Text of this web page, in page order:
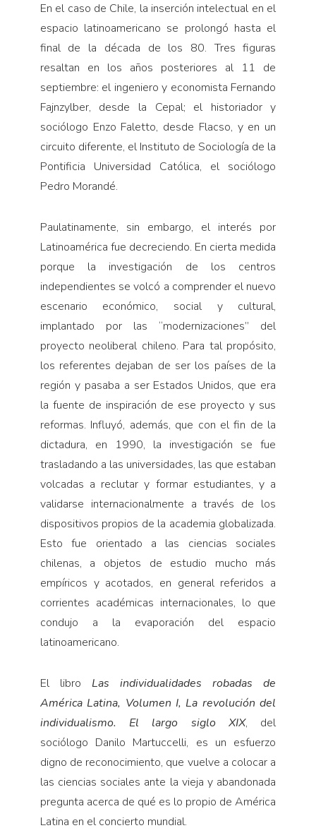
En el caso de Chile, la inserción intelectual en el
espacio latinoamericano se prolongó hasta el
final de la década de los 80. Tres figuras
resaltan en los años posteriores al 11 de
septiembre: el ingeniero y economista Fernando
Fajnzylber, desde la Cepal; el historiador y
sociólogo Enzo Faletto, desde Flacso, y en un
circuito diferente, el Instituto de Sociología de la
Pontificia Universidad Católica, el sociólogo
Pedro Morandé.
Paulatinamente, sin embargo, el interés por
Latinoamérica fue decreciendo. En cierta medida
porque la investigación de los centros
independientes se volcó a comprender el nuevo
escenario económico, social y cultural,
implantado por las “modernizaciones” del
proyecto neoliberal chileno. Para tal propósito,
los referentes dejaban de ser los países de la
región y pasaba a ser Estados Unidos, que era
la fuente de inspiración de ese proyecto y sus
reformas. Influyó, además, que con el fin de la
dictadura, en 1990, la investigación se fue
trasladando a las universidades, las que estaban
volcadas a reclutar y formar estudiantes, y a
validarse internacionalmente a través de los
dispositivos propios de la academia globalizada.
Esto fue orientado a las ciencias sociales
chilenas, a objetos de estudio mucho más
empíricos y acotados, en general referidos a
corrientes académicas internacionales, lo que
condujo a la evaporación del espacio
latinoamericano.
El libro Las individualidades robadas de
América Latina, Volumen I, La revolución del
individualismo. El largo siglo XIX, del
sociólogo Danilo Martuccelli, es un esfuerzo
digno de reconocimiento, que vuelve a colocar a
las ciencias sociales ante la vieja y abandonada
pregunta acerca de qué es lo propio de América
Latina en el concierto mundial.